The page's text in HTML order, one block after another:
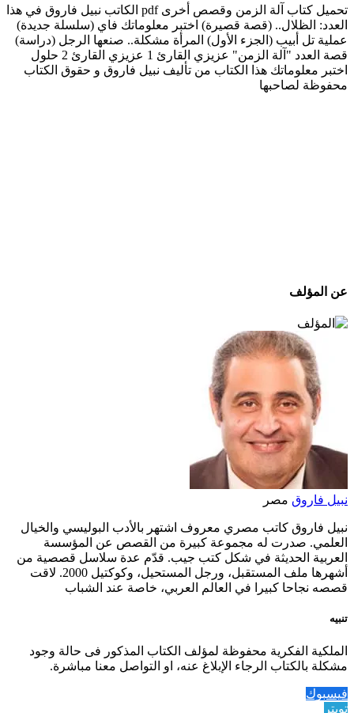
تحميل كتاب آلة الزمن وقصص أخرى pdf الكاتب نبيل فاروق في هذا
العدد: الظلال.. (قصة قصيرة) اختبر معلوماتك فاي (سلسلة جديدة)
عملية تل أبيب (الجزء الأول) المرأة مشكلة.. صنعها الرجل (دراسة)
قصة العدد "آلة الزمن" عزيزي القارئ 1 عزيزي القارئ 2 حلول
اختبر معلوماتك هذا الكتاب من تأليف نبيل فاروق و حقوق الكتاب
محفوظة لصاحبها
عن المؤلف
نبيل فاروق مصر
نبيل فاروق كاتب مصري معروف اشتهر بالأدب البوليسي والخيال
العلمي. صدرت له مجموعة كبيرة من القصص عن المؤسسة
العربية الحديثة في شكل كتب جيب. قدّم عدة سلاسل قصصية من
أشهرها ملف المستقبل، ورجل المستحيل، وكوكتيل 2000. لاقت
قصصه نجاحا كبيرا في العالم العربي، خاصة عند الشباب
تنبيه
الملكية الفكرية محفوظة لمؤلف الكتاب المذكور فى حالة وجود
مشكلة بالكتاب الرجاء الإبلاغ عنه، او التواصل معنا مباشرة.
فيسبوك
تويتر